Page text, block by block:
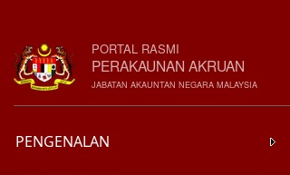
PORTAL RASMI
PERAKAUNAN AKRUAN
JABATAN AKAUNTAN NEGARA MALAYSIA
PENGENALAN